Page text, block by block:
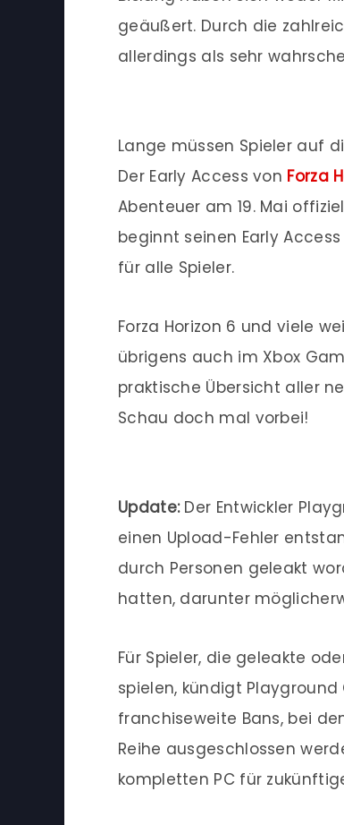
geäußert. Durch die
allerdings als sehr
Lange müssen Spieler auf
Der Early Access von Forza
Abenteuer am 19. Mai
beginnt seinen Early
für alle Spieler.
Forza Horizon 6 und viele
übrigens auch im Xbox
praktische Übersicht aller
Schau doch mal vorbei!
Update:Der Entwickler
einen Upload-Fehler
durch Personen geleakt
hatten, darunter
Für Spieler, die geleakte
spielen, kündigt
franchiseweite Bans, bei
Reihe ausgeschlossen
kompletten PC für